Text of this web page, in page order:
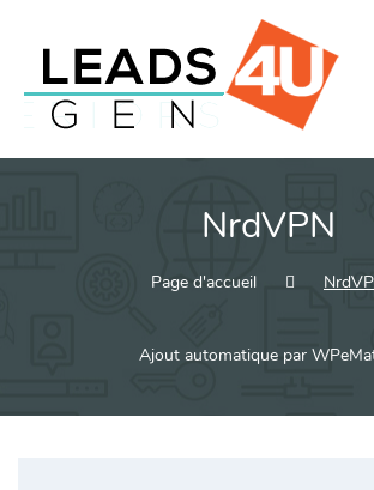
NrdVPN
Page d'accueil
Ajout automatique par